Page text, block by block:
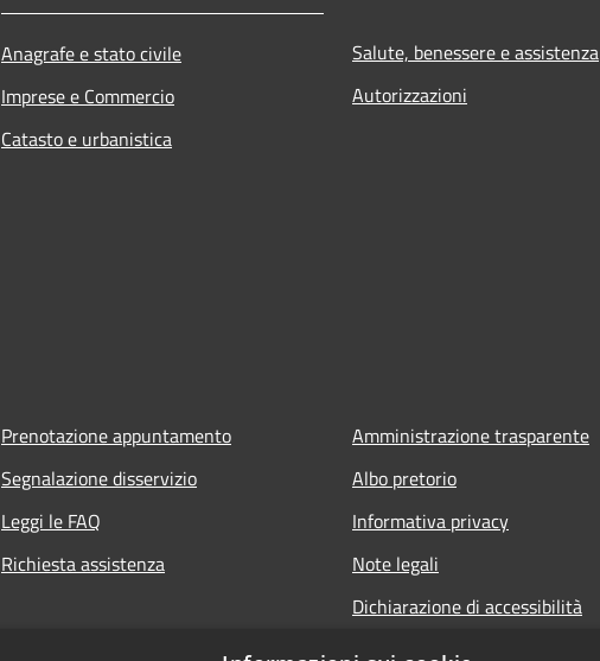
Anagrafe e stato civile
Imprese e Commercio
Catasto e urbanistica
Salute, benessere e assistenza
Autorizzazioni
Prenotazione appuntamento
Segnalazione disservizio
Leggi le FAQ
Richiesta assistenza
Amministrazione trasparente
Albo pretorio
Informativa privacy
Note legali
Dichiarazione di accessibilità